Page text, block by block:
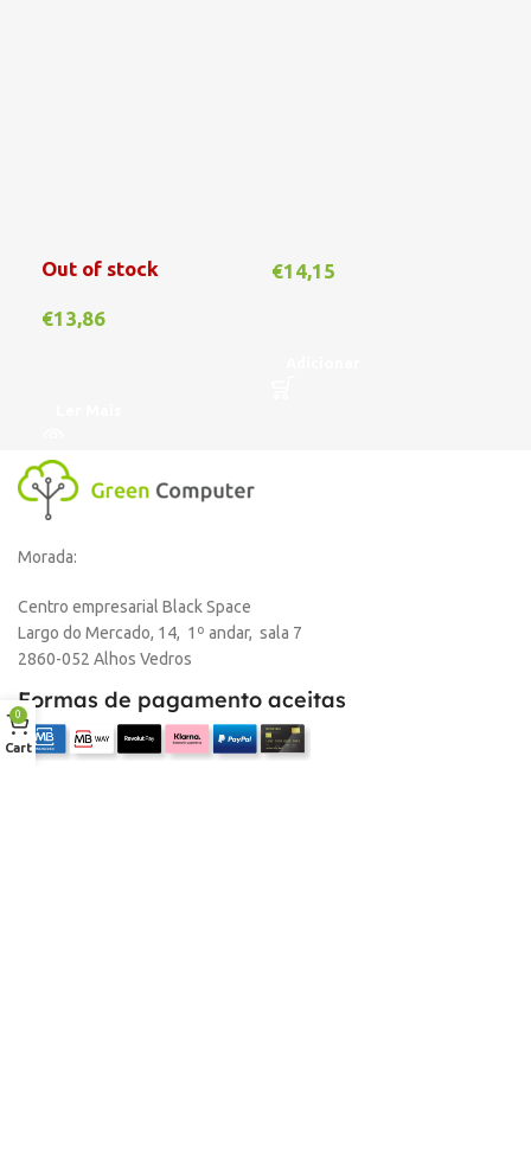
Out of stock
€13,86
€14,15
Morada:
Centro empresarial Black Space
Largo do Mercado, 14, 1º andar, sala 7
2860-052 Alhos Vedros
Formas de pagamento aceitas
0
Cart